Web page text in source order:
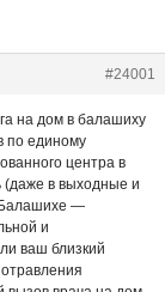
#24001
на дом в балашиху
по единому
центра в
(даже в выходные и
Балашихе —
и
ваш близкий